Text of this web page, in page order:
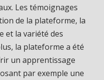
Les témoignages
de la plateforme, la
et la variété des
la plateforme a été
un apprentissage
par exemple une